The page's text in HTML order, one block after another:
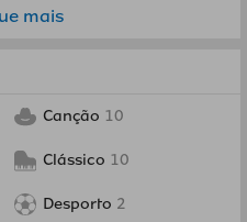
mais
Canção 10
Clássico 10
Desporto 2